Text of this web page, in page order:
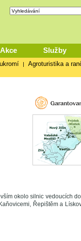
Akce Služby
| Agroturistika a
okolo silnic vedoucích
Řepištěm a